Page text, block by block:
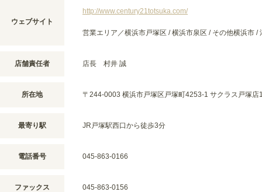
ウェブサイト
http://www.century21totsuka.com/
営業エリア／横浜市戸塚区 / 横浜市泉区 / その他横浜市 /
店舗責任者 店長 村井 誠
所在地 〒244-0003 横浜市戸塚区戸塚町4253-1 サクラス戸塚店
最寄り駅 JR戸塚駅西口から徒歩3分
電話番号 045-863-0166
ファックス 045-863-0156